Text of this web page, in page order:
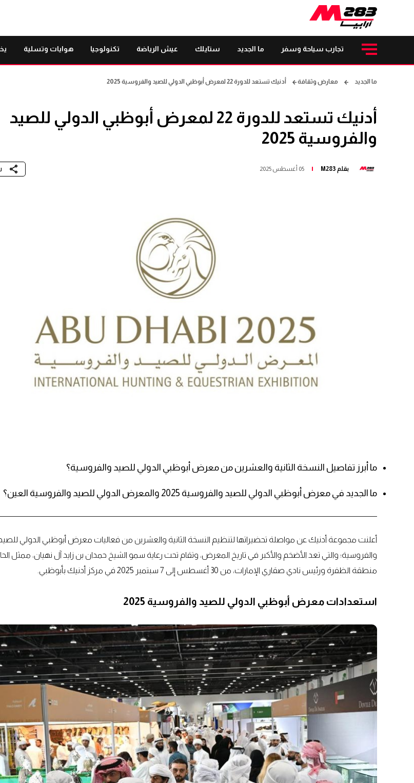
تجارب سياحة وسفر ما الجديد ستايلك عيش الرياضة تكنولوجيا هوايات وتسلية
ما الجديد معارض وثقافة أدنيك تستعد للدورة 22 لمعرض أبوظبي الدولي للصيد والفروسية 2025
أدنيك تستعد للدورة 22 لمعرض أبوظبي الدولي للصيد
والفروسية 2025
بقلم M283 05 أغسطس 2025
ما أبرز تفاصيل النسخة الثانية والعشرين من معرض أبوظبي الدولي للصيد والفروسية؟
ما الجديد في معرض أبوظبي الدولي للصيد والفروسية 2025 والمعرض الدولي للصيد والفروسية العين؟
أعلنت مجموعة أدنيك عن مواصلة تحضيراتها لتنظيم النسخة الثانية والعشرين من فعاليات معرض أبوظبي الدولي للصيد
والفروسية؛ والتي تعد الأضخم والأكبر في تاريخ المعرض، وتقام تحت رعاية سمو الشيخ حمدان بن زايد آل نهيان، ممثل
منطقة الظفرة ورئيس نادي صقاري الإمارات، من 30 أغسطس إلى 7 سبتمبر 2025 في مركز أدنيك بأبوظبي.
استعدادات معرض أبوظبي الدولي للصيد والفروسية 2025